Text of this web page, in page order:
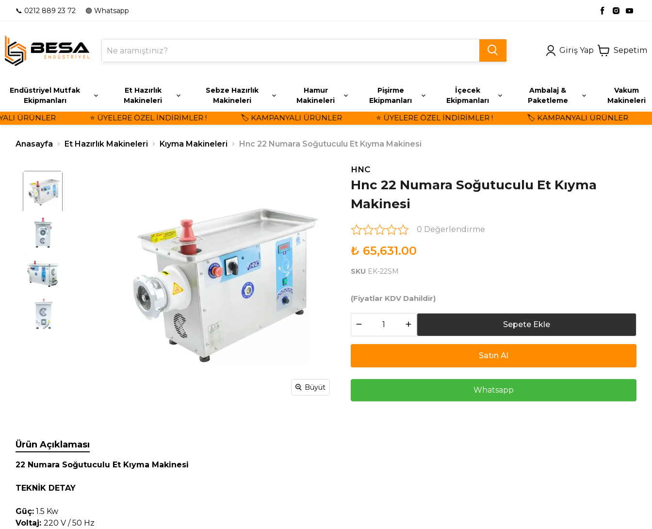
📞 0212 889 23 72 🟢 Whatsapp
Giriş Yap Sepetim
Endüstriyel Mutfak
Ekipmanları
Et Hazırlık
Makineleri
Sebze Hazırlık
Makineleri
Hamur
Makineleri
Pişirme
Ekipmanları
İçecek
Ekipmanları
Ambalaj &
Paketleme
Vakum
Makineleri
ÜRÜNLER ⭐ ÜYELERE ÖZEL İNDİRİMLER ! 🏷️ KAMPANYALI ÜRÜNLER ⭐ ÜYELERE ÖZEL İNDİRİMLER ! 🏷️ KAMPANYALI ÜRÜNLER
Anasayfa Et Hazırlık Makineleri Kıyma Makineleri Hnc 22 Numara Soğutuculu Et Kıyma Makinesi
Büyüt
HNC
Hnc 22 Numara Soğutuculu Et Kıyma
Makinesi
0 Değerlendirme
₺ 65,631.00
SKU EK-22SM
(Fiyatlar KDV Dahildir)
Sepete Ekle
Satın Al
Whatsapp
Ürün Açıklaması
22 Numara Soğutuculu Et Kıyma Makinesi
TEKNİK DETAY
Güç: 1.5 Kw
Voltaj: 220 V / 50 Hz